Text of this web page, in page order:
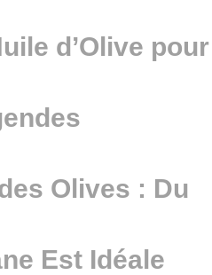
d’Olive pour
Olives : Du
Est Idéale